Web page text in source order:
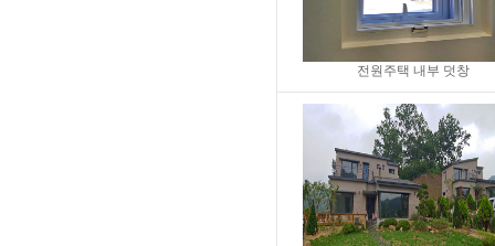
전원주택 내부 덧창